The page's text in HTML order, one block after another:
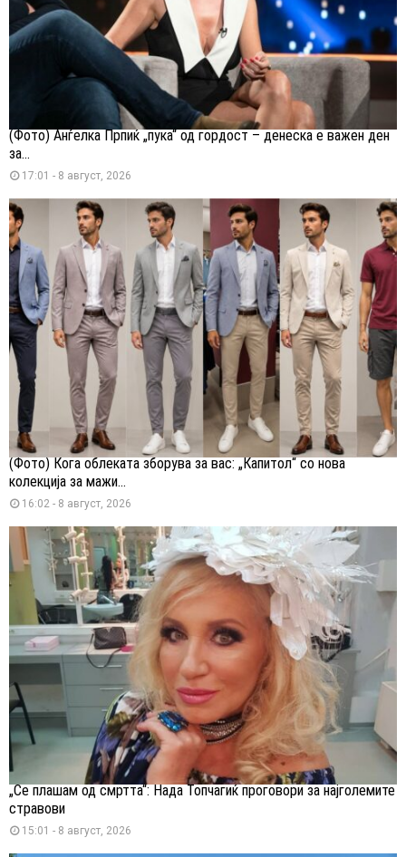
(Фото) Анѓелка Прпиќ „пука“ од гордост – денеска е важен ден
за...
17:01 - 8 август, 2026
(Фото) Кога облеката зборува за вас: „Капитол“ со нова
колекција за мажи...
16:02 - 8 август, 2026
„Се плашам од смртта“: Нада Топчагиќ проговори за најголемите
стравови
15:01 - 8 август, 2026